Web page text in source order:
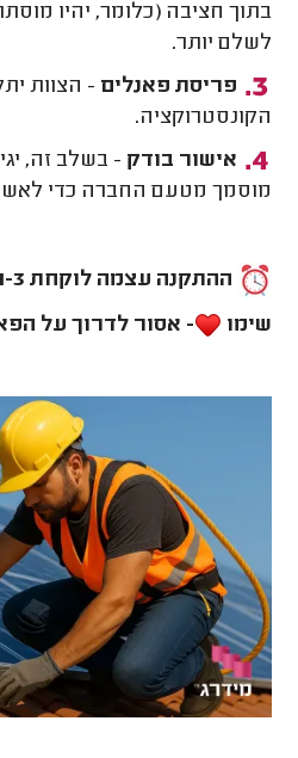
בתוך חציבה (כלומר, יהיו
לשלם יותר.
פריסת פאנלים - הצוות
הקונסטרוקציה.
אישור בודק - בשלב זה,
מוסמך מטעם החברה כדי
ההתקנה עצמה לוקחת 1-3 ימים בממוצע.
שימו
- אסור לדרוך על